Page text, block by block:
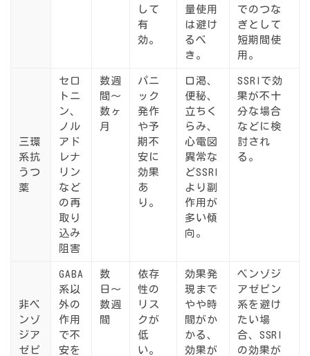
して
有
効。
量使用
は避け
るべ
き。
でのつな
ぎとして
短期間使
用。
三環
系抗
うつ
薬
セロ
トニ
ン、
ノル
アド
レナ
リン
など
の再
取り
込み
阻害
数週
間〜
数ヶ
月
パニ
ック
発作
や予
期不
安に
効果
あ
り。
口渇、
便秘、
立ちく
らみ、
心電図
異常な
どSSRI
より副
作用が
多い傾
向。
SSRIで効
果が不十
分な場合
などに検
討され
る。
非ベ
ンゾ
ジア
ゼピ
GABA
系以
外の
作用
で不
安を
数
日〜
数週
間
依存
性の
リス
クが
低
い。
効果発
現まで
やや時
間がか
かる、
効果が
ベンゾジ
アゼピン
系を避け
たい場
合、SSRI
の効果が